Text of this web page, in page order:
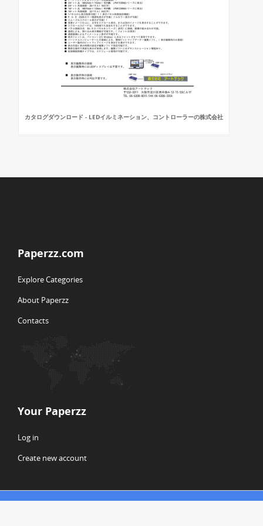
カタログダウンロード - LEDイルミネーション、コントローラーの株式会社
Paperzz.com
Explore Categories
About Paperzz
Contacts
Your Paperzz
Log in
Create new account